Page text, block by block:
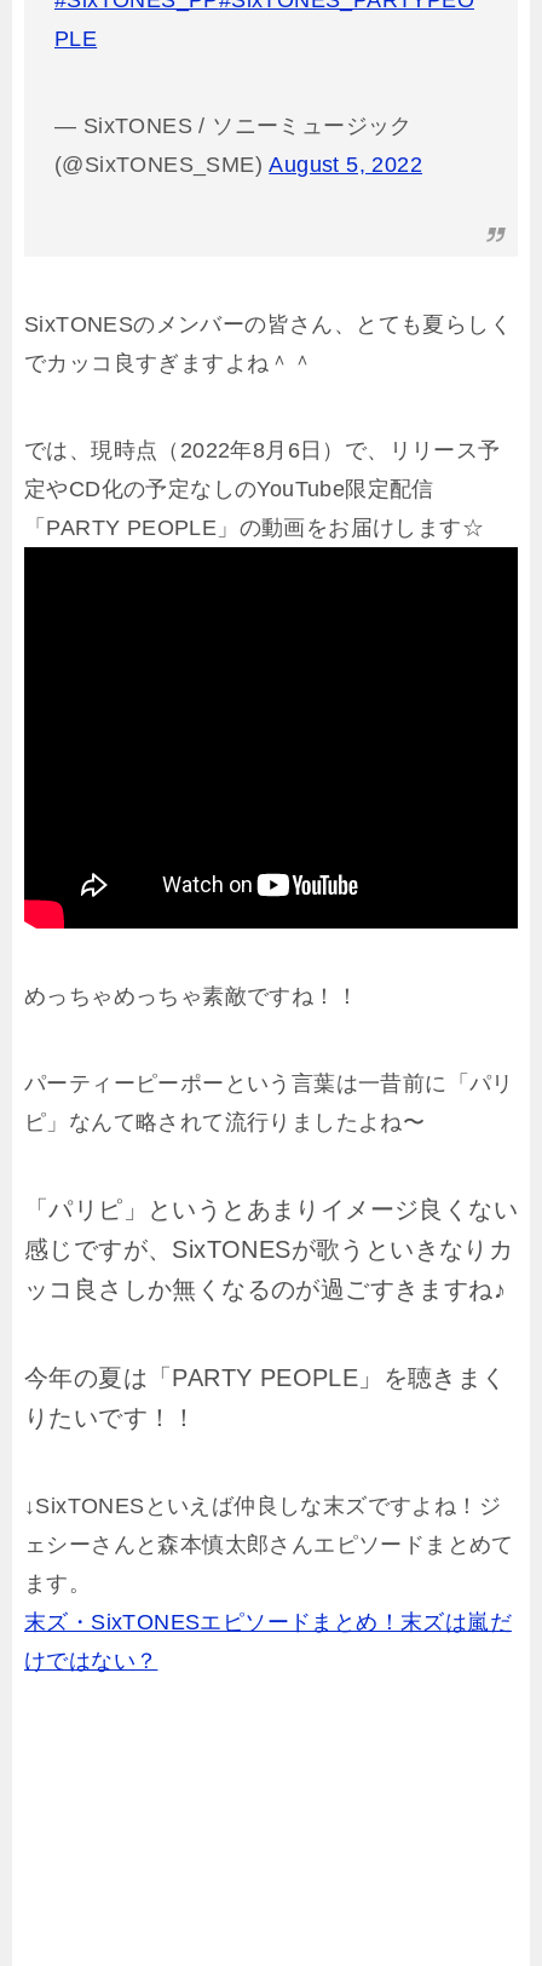
PLE
— SixTONES / ソニーミュージック
(@SixTONES_SME)August 5, 2022
SixTONESのメンバーの皆さん、とても夏らしく
でカッコ良すぎますよね＾＾
では、現時点（2022年8月6日）で、リリース予
定やCD化の予定なしのYouTube限定配信
「PARTY PEOPLE」の動画をお届けします☆
めっちゃめっちゃ素敵ですね！！
パーティーピーポーという言葉は一昔前に「パリ
ピ」なんて略されて流行りましたよね〜
「パリピ」というとあまりイメージ良くない
感じですが、SixTONESが歌うといきなりカ
ッコ良さしか無くなるのが過ごすきますね♪
今年の夏は「PARTY PEOPLE」を聴きまく
りたいです！！
↓SixTONESといえば仲良しな末ズですよね！ジ
ェシーさんと森本慎太郎さんエピソードまとめて
ます。
末ズ・SixTONESエピソードまとめ！末ズは嵐だ
けではない？